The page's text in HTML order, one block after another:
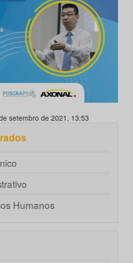
setembro de 2021, 13:53
Humanos